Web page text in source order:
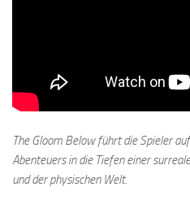
The Gloom Below führt die Spieler
Abenteuers in die Tiefen einer
und der physischen Welt.